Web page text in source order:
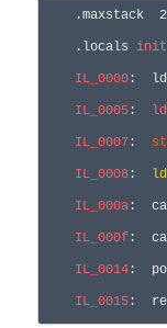
    .maxstack
2
    .locals
init
IL_0000 :
IL_0005 :
IL_0007 :
IL_0008 :
IL_000a :
IL_000f :
IL_0014 :
IL_0015 :